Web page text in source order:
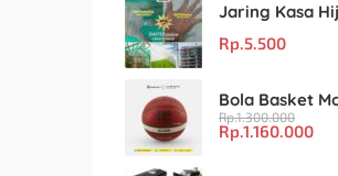
Rp.5.500
Rp.1.300.000
Rp.1.160.000